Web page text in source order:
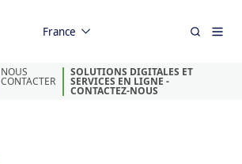
France
NOUS
CONTACTER
SOLUTIONS DIGITALES ET
SERVICES EN LIGNE -
CONTACTEZ-NOUS